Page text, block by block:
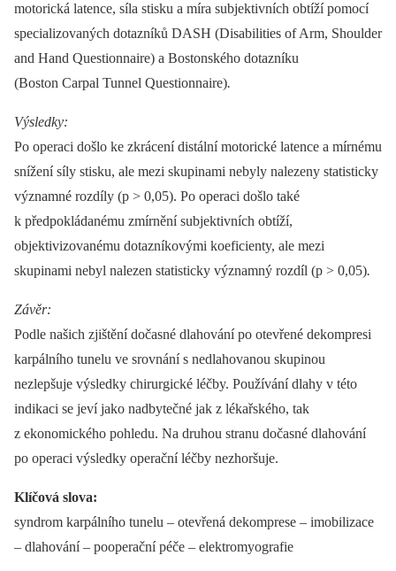
motorická latence, síla stisku a míra subjektivních obtíží pomocí
specializovaných dotazníků DASH (Disabilities of Arm, Shoulder
and Hand Questionnaire) a Bostonského dotazníku
(Boston Carpal Tunnel Questionnaire).
Výsledky:
Po operaci došlo ke zkrácení distální motorické latence a mírnému
snížení síly stisku, ale mezi skupinami nebyly nalezeny statisticky
významné rozdíly (p > 0,05). Po operaci došlo také
k předpokládanému zmírnění subjektivních obtíží,
objektivizovanému dotazníkovými koeficienty, ale mezi
skupinami nebyl nalezen statisticky významný rozdíl (p > 0,05).
Závěr:
Podle našich zjištění dočasné dlahování po otevřené dekompresi
karpálního tunelu ve srovnání s nedlahovanou skupinou
nezlepšuje výsledky chirurgické léčby. Používání dlahy v této
indikaci se jeví jako nadbytečné jak z lékařského, tak
z ekonomického pohledu. Na druhou stranu dočasné dlahování
po operaci výsledky operační léčby nezhoršuje.
Klíčová slova:
syndrom karpálního tunelu –⁠ otevřená dekomprese –⁠ imobilizace
–⁠ dlahování –⁠ pooperační péče –⁠ elektromyografie